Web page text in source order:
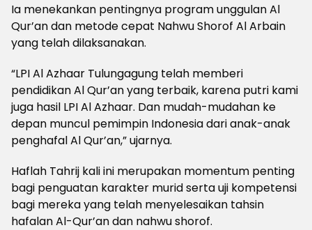
Ia menekankan pentingnya program unggulan Al
Qur’an dan metode cepat Nahwu Shorof Al Arbain
yang telah dilaksanakan.
“LPI Al Azhaar Tulungagung telah memberi
pendidikan Al Qur’an yang terbaik, karena putri kami
juga hasil LPI Al Azhaar. Dan mudah-mudahan ke
depan muncul pemimpin Indonesia dari anak-anak
penghafal Al Qur’an,” ujarnya.
Haflah Tahrij kali ini merupakan momentum penting
bagi penguatan karakter murid serta uji kompetensi
bagi mereka yang telah menyelesaikan tahsin
hafalan Al-Qur’an dan nahwu shorof.